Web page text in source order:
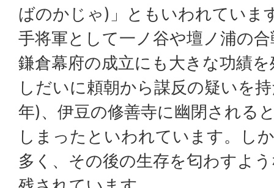
ばのかじゃ)」ともいわれていま
手将軍として一ノ谷や壇ノ浦の
鎌倉幕府の成立にも大きな功績
しだいに頼朝から謀反の疑いを
年)、伊豆の修善寺に幽閉される
しまったといわれています。し
多く、その後の生存を匂わすよ